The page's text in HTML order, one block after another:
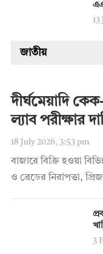
13
জাতীয়
দীর্ঘমেয়াদি
ল্যাব পরীক্ষার
18 July 2026, 3:53 pm
বাজারে বিক্রি হওয়া
ও ব্রেডের নিরাপত্তা,
3